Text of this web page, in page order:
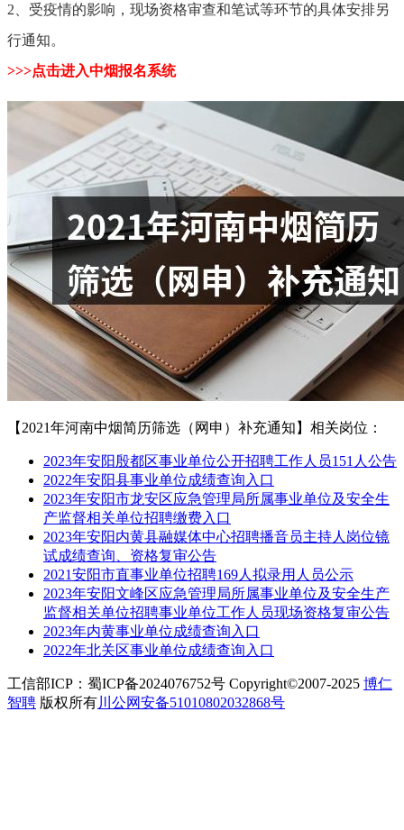
2、受疫情的影响，现场资格审查和笔试等环节的具体安排另
行通知。
>>>点击进入中烟报名系统
【2021年河南中烟简历筛选（网申）补充通知】相关岗位：
2023年安阳殷都区事业单位公开招聘工作人员151人公告
2022年安阳县事业单位成绩查询入口
2023年安阳市龙安区应急管理局所属事业单位及安全生
产监督相关单位招聘缴费入口
2023年安阳内黄县融媒体中心招聘播音员主持人岗位镜
试成绩查询、资格复审公告
2021安阳市直事业单位招聘169人拟录用人员公示
2023年安阳文峰区应急管理局所属事业单位及安全生产
监督相关单位招聘事业单位工作人员现场资格复审公告
2023年内黄事业单位成绩查询入口
2022年北关区事业单位成绩查询入口
工信部ICP：蜀ICP备2024076752号 Copyright©2007-2025 博仁
智聘 版权所有川公网安备51010802032868号